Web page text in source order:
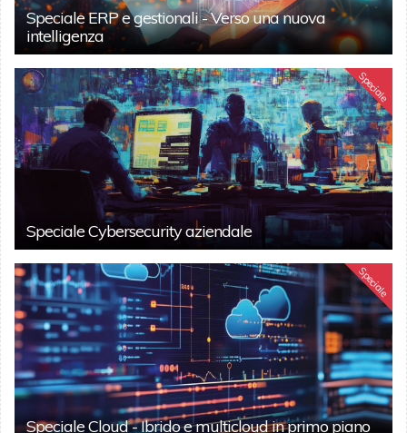
Speciale ERP e gestionali - Verso una nuova
intelligenza
Speciale
Speciale Cybersecurity aziendale
Speciale
Speciale Cloud - Ibrido e multicloud in primo piano